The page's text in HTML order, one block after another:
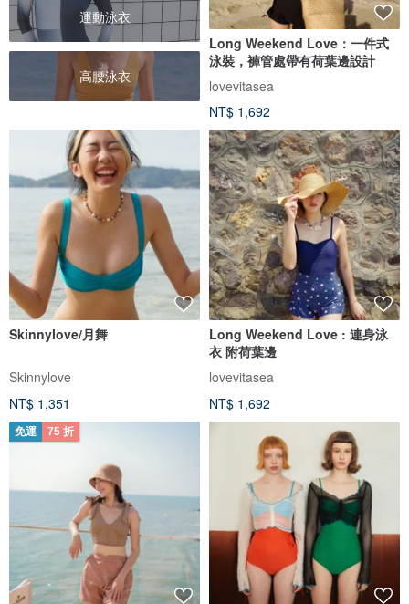
運動泳衣
高腰泳衣
Long Weekend Love：一件式
泳裝，褲管處帶有荷葉邊設計
lovevitasea
NT$ 1,692
Skinnylove/月舞
Skinnylove
NT$ 1,351
Long Weekend Love : 連身泳
衣 附荷葉邊
lovevitasea
NT$ 1,692
免運 75 折